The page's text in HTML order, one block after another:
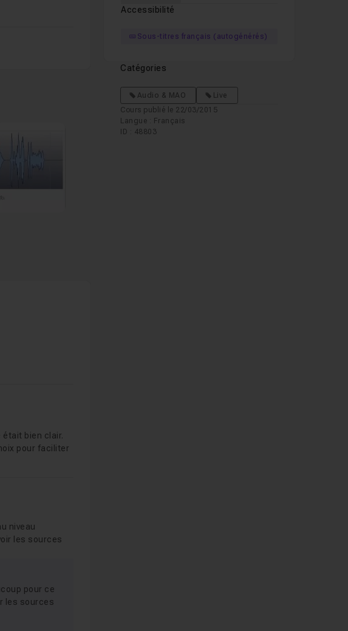
était bien clair.
pour faciliter
niveau
les sources
pour ce
les sources
Accessibilité
Sous-titres français (autogénérés)
Catégories
Audio & MAO
Live
Cours publié le 22/03/2015
Langue : Français
ID : 48803